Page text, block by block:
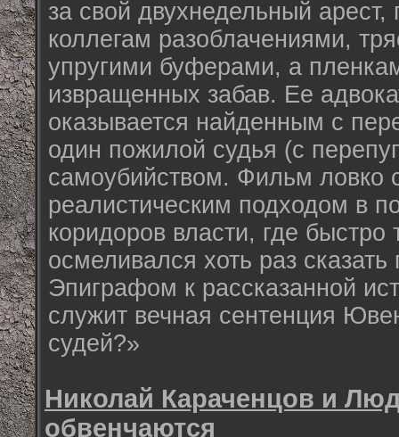
за свой двухнедельный арест,
коллегам разоблачениями,
упругими буферами, а
извращенных забав. Ее
оказывается найденным с
один пожилой судья (с
самоубийством. Фильм ловко
реалистическим подходом в
коридоров власти, где быстро
осмеливался хоть раз
Эпиграфом к рассказанной
служит вечная сентенция
судей?»
Николай Караченцов и
обвенчаются